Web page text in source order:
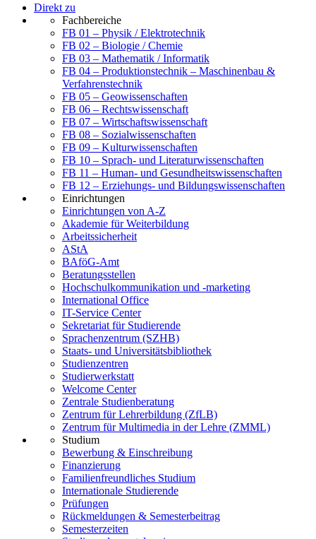
Direkt zu
Fachbereiche
FB 01 – Physik / Elektrotechnik
FB 02 – Biologie / Chemie
FB 03 – Mathematik / Informatik
FB 04 – Produktionstechnik – Maschinenbau &
Verfahrenstechnik
FB 05 – Geowissenschaften
FB 06 – Rechtswissenschaft
FB 07 – Wirtschaftswissenschaft
FB 08 – Sozialwissenschaften
FB 09 – Kulturwissenschaften
FB 10 – Sprach- und Literaturwissenschaften
FB 11 – Human- und Gesundheitswissenschaften
FB 12 – Erziehungs- und Bildungswissenschaften
Einrichtungen
Einrichtungen von A-Z
Akademie für Weiterbildung
Arbeitssicherheit
AStA
BAföG-Amt
Beratungsstellen
Hochschulkommunikation und -marketing
International Office
IT-Service Center
Sekretariat für Studierende
Sprachenzentrum (SZHB)
Staats- und Universitätsbibliothek
Studienzentren
Studierwerkstatt
Welcome Center
Zentrale Studienberatung
Zentrum für Lehrerbildung (ZfLB)
Zentrum für Multimedia in der Lehre (ZMML)
Studium
Bewerbung & Einschreibung
Finanzierung
Familienfreundliches Studium
Internationale Studierende
Prüfungen
Rückmeldungen & Semesterbeitrag
Semesterzeiten